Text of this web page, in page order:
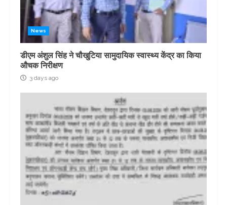
News
डीएम अंशुल सिंह ने चौखुटिया सामुदायिक स्वास्थ्य केंद्र का किया
औचक निरीक्षण
3 days ago